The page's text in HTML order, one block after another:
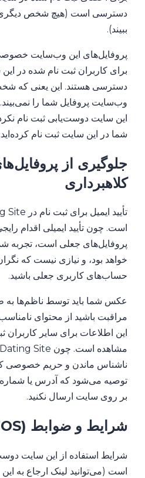
دسترسی است (هیچ شخص دیگری
ببیند).
پروفایل‌های این وب‌سایت
برای کاربران ثبت نام شده در
دسترسی‌ هستند. این یعنی که
وب‌سایت پروفایل شما را
این سایت دوست‌یابی ثبت نام
شما در این سایت ثبت نام کرده‌اید.
جلوگیری از
کلاهبرداری
است. چون تأیید ایمیلی اقدام
پروفایل‌های جعلی است، تجربه
خواهد بود، و نیازی نیست که
حساب‌های کاربری جعلی باشید.
عکس شما باید توسط ناظم‌ها به
مراقبت باشید از محتوای
این اطلاعات برای سایر کاربران
ناشناس ماندن و حریم خصوصی
توصیه می‌شود که آدرس یا
بر روی سایت ارسال نکنید.
شرایط و ضوابط (TOS)
شرایط استفاده از این سایت
است (می‌توانید لینک ارجاع به